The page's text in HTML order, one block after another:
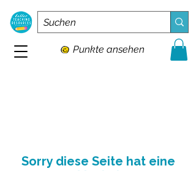
Punkte ansehen
Sorry diese Seite hat eine